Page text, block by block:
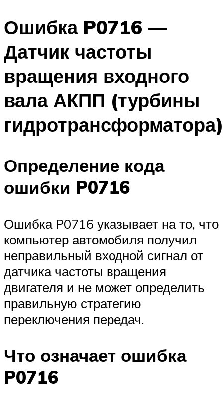
Ошибка P0716 —
Датчик частоты
вращения входного
вала АКПП (турбины
гидротрансформатора)
Определение кода
ошибки P0716
Ошибка P0716 указывает на то, что
компьютер автомобиля получил
неправильный входной сигнал от
датчика частоты вращения
двигателя и не может определить
правильную стратегию
переключения передач.
Что означает ошибка
P0716